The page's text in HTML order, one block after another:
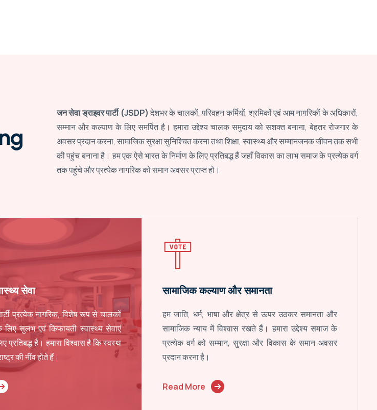
ng
जन सेवा ड्राइवर पार्टी (JSDP) देशभर के चालकों, परिवहन कर्मियों, श्रमिकों एवं आम नागरिकों के अधिकारों,
सम्मान और कल्याण के लिए समर्पित है। हमारा उद्देश्य चालक समुदाय को सशक्त बनाना, बेहतर रोजगार के
अवसर प्रदान करना, सामाजिक सुरक्षा सुनिश्चित करना तथा शिक्षा, स्वास्थ्य और सम्मानजनक जीवन तक सभी
की पहुंच बनाना है। हम एक ऐसे भारत के निर्माण के लिए प्रतिबद्ध हैं जहाँ विकास का लाभ समाज के प्रत्येक वर्ग
तक पहुंचे और प्रत्येक नागरिक को समान अवसर प्राप्त हो।
सेवा
प्रत्येक नागरिक, विशेष रूप से चालकों
सुलभ एवं किफायती स्वास्थ्य सेवाएं
प्रतिबद्ध है। हमारा विश्वास है कि स्वस्थ
की नींव होते हैं।
सामाजिक कल्याण और समानता
हम जाति, धर्म, भाषा और क्षेत्र से ऊपर उठकर समानता और
सामाजिक न्याय में विश्वास रखते हैं। हमारा उद्देश्य समाज के
प्रत्येक वर्ग को सम्मान, सुरक्षा और विकास के समान अवसर
प्रदान करना है।
Read More